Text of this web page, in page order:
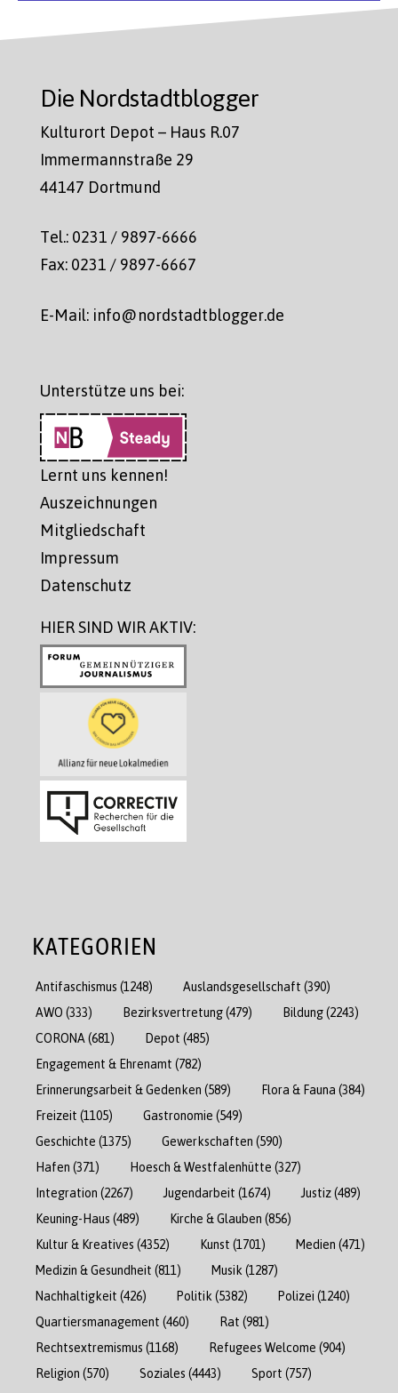
Die Nordstadtblogger
Kulturort Depot – Haus R.07
Immermannstraße 29
44147 Dortmund
Tel.: 0231 / 9897-6666
Fax: 0231 / 9897-6667
E-Mail: info@nordstadtblogger.de
Unterstütze uns bei:
Lernt uns kennen!
Auszeichnungen
Mitgliedschaft
Impressum
Datenschutz
HIER SIND WIR AKTIV:
KATEGORIEN
Antifaschismus (1248) Auslandsgesellschaft (390)
AWO (333) Bezirksvertretung(479) Bildung(2243)
CORONA (681) Depot (485)
Engagement & Ehrenamt (782)
Erinnerungsarbeit & Gedenken (589) Flora & Fauna (384)
Freizeit (1105) Gastronomie (549)
Geschichte (1375) Gewerkschaften (590)
Hafen (371) Hoesch & Westfalenhütte (327)
Integration (2267) Jugendarbeit (1674) Justiz(489)
Keuning-Haus (489) Kirche & Glauben (856)
Kultur & Kreatives (4352) Kunst (1701) Medien (471)
Medizin & Gesundheit (811) Musik (1287)
Nachhaltigkeit (426) Politik (5382) Polizei (1240)
Quartiersmanagement (460) Rat (981)
Rechtsextremismus (1168) Refugees Welcome (904)
Religion (570) Soziales (4443) Sport (757)